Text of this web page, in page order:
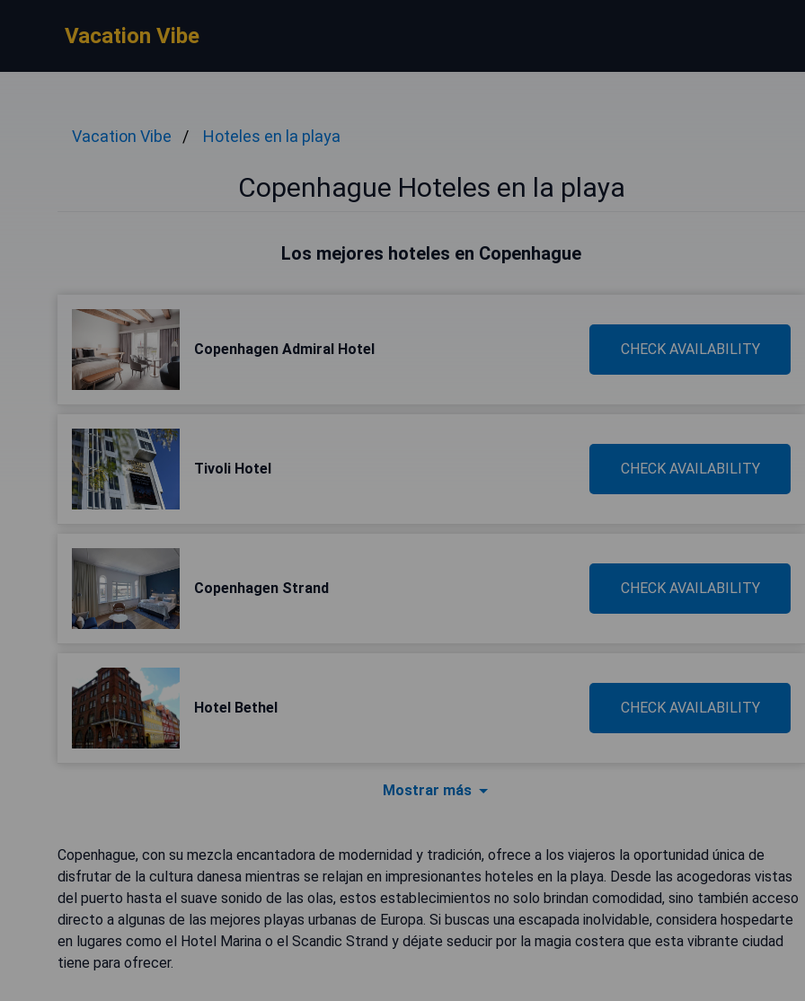
Vacation Vibe
Vacation Vibe Hoteles en la playa
Copenhague Hoteles en la playa
Los mejores hoteles en Copenhague
Copenhagen Admiral Hotel CHECK AVAILABILITY
Tivoli Hotel CHECK AVAILABILITY
Copenhagen Strand CHECK AVAILABILITY
Hotel Bethel CHECK AVAILABILITY
Mostrar más
Copenhague, con su mezcla encantadora de modernidad y tradición, ofrece a los viajeros la oportunidad única de
disfrutar de la cultura danesa mientras se relajan en impresionantes hoteles en la playa. Desde las acogedoras vistas
del puerto hasta el suave sonido de las olas, estos establecimientos no solo brindan comodidad, sino también acceso
directo a algunas de las mejores playas urbanas de Europa. Si buscas una escapada inolvidable, considera hospedarte
en lugares como el Hotel Marina o el Scandic Strand y déjate seducir por la magia costera que esta vibrante ciudad
tiene para ofrecer.